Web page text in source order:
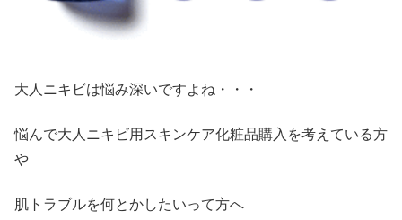
大人ニキビは悩み深いですよね・・・
悩んで大人ニキビ用スキンケア化粧品購入を考えている方
や
肌トラブルを何とかしたいって方へ